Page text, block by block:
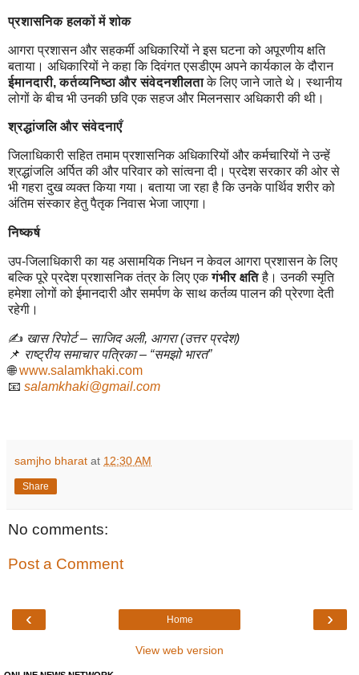
प्रशासनिक हलकों में शोक
आगरा प्रशासन और सहकर्मी अधिकारियों ने इस घटना को अपूरणीय क्षति
बताया। अधिकारियों ने कहा कि दिवंगत एसडीएम अपने कार्यकाल के दौरान
ईमानदारी, कर्तव्यनिष्ठा और संवेदनशीलताके लिए जाने जाते थे। स्थानीय
लोगों के बीच भी उनकी छवि एक सहज और मिलनसार अधिकारी की थी।
श्रद्धांजलि और संवेदनाएँ
जिलाधिकारी सहित तमाम प्रशासनिक अधिकारियों और कर्मचारियों ने उन्हें
श्रद्धांजलि अर्पित की और परिवार को सांत्वना दी। प्रदेश सरकार की ओर से
भी गहरा दुख व्यक्त किया गया। बताया जा रहा है कि उनके पार्थिव शरीर को
अंतिम संस्कार हेतु पैतृक निवास भेजा जाएगा।
निष्कर्ष
उप-जिलाधिकारी का यह असामयिक निधन न केवल आगरा प्रशासन के लिए
बल्कि पूरे प्रदेश प्रशासनिक तंत्र के लिए एकगंभीर क्षतिहै। उनकी स्मृति
हमेशा लोगों को ईमानदारी और समर्पण के साथ कर्तव्य पालन की प्रेरणा देती
रहेगी।
✍️ खास रिपोर्ट – साजिद अली, आगरा (उत्तर प्रदेश)
📌 राष्ट्रीय समाचार पत्रिका – “समझो भारत”
🌐www.salamkhaki.com
📧 salamkhaki@gmail.com
samjho bharat at 12:30 AM
Share
No comments:
Post a Comment
‹ ›
Home
View web version